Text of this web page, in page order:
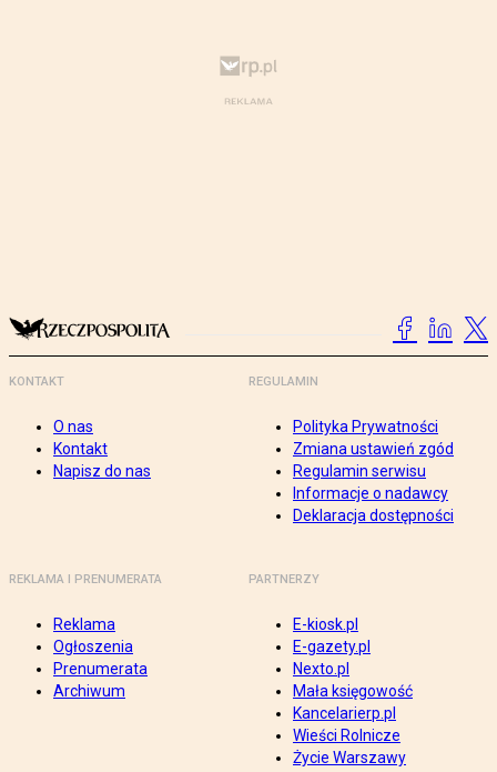
KONTAKT
O nas
Kontakt
Napisz do nas
REGULAMIN
Polityka Prywatności
Zmiana ustawień zgód
Regulamin serwisu
Informacje o nadawcy
Deklaracja dostępności
REKLAMA I PRENUMERATA
Reklama
Ogłoszenia
Prenumerata
Archiwum
PARTNERZY
E-kiosk.pl
E-gazety.pl
Nexto.pl
Mała księgowość
Kancelarierp.pl
Wieści Rolnicze
Życie Warszawy